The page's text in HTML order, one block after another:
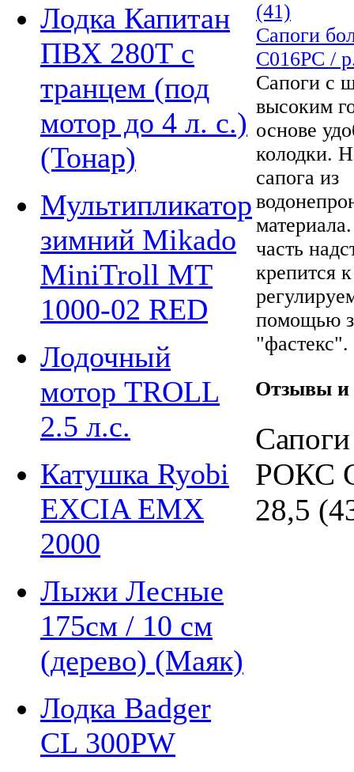
Лодка Капитан
ПВХ 280Т с
транцем (под
мотор до 4 л. с.)
(Тонар)
Мультипликатор
зимний Mikado
MiniTroll MT
1000-02 RED
Лодочный
мотор TROLL
2.5 л.с.
Катушка Ryobi
EXCIA EMX
2000
Лыжи Лесные
175см / 10 см
(дерево) (Маяк)
Лодка Badger
CL 300PW
Сапоги
С016РС /
Сапоги с
высоким
основе
колодки.
сапога из
часть
крепится
помощью
"фастекс".
Отзывы и
РОКС
28,5